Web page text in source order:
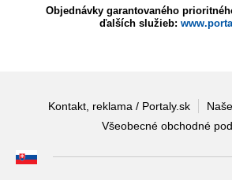
Objednávky garantovaného
ďalších služieb:
Kontakt, reklama / Portaly.sk
Všeobecné obchodné